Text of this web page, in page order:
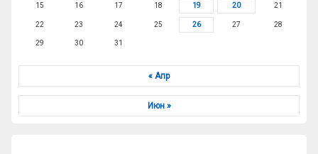
15 16 17 18 19 20 21
22 23 24 25 26 27 28
29 30 31
« Апр
Июн »